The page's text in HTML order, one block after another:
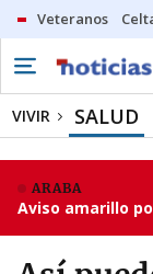
Veteranos
VIVIR SALUD
ARABA
Aviso amarillo